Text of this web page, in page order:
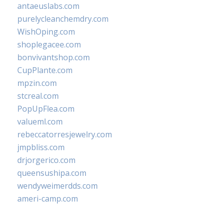
antaeuslabs.com
purelycleanchemdry.com
WishOping.com
shoplegacee.com
bonvivantshop.com
CupPlante.com
mpzin.com
stcreal.com
PopUpFlea.com
valueml.com
rebeccatorresjewelry.com
jmpbliss.com
drjorgerico.com
queensushipa.com
wendyweimerdds.com
ameri-camp.com